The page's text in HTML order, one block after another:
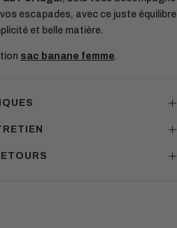
escapades, avec ce juste équilibre
et belle matière.
sac banane femme.